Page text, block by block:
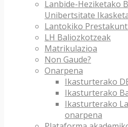
Lanbide-Heziketako
Unibertsitate
Lantokiko
LH Baliozkotzeak
Matrikulazioa
Non Gaude?
Onarpena
Ikasturterako
Ikasturterako
Ikasturterako
onarpena